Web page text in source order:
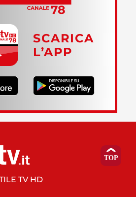
SCARICA
L’APP
TV HD